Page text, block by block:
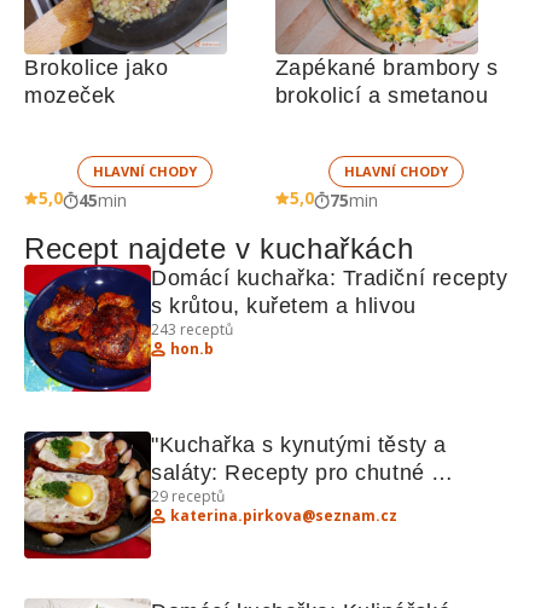
Brokolice jako
mozeček
HLAVNÍ CHODY
5,0 45min
Zapékané brambory s
HLAVNÍ CHODY
5,0 75min
Recept najdete v kuchařkách
Domácí kuchařka: Tradiční recepty
s krůtou, kuřetem a hlivou
243 receptů
hon.b
"Kuchařka s kynutými těsty a
saláty: Recepty pro chutné
obložené topinky a jogurtový závin"
29 receptů
katerina.pirkova@seznam.cz